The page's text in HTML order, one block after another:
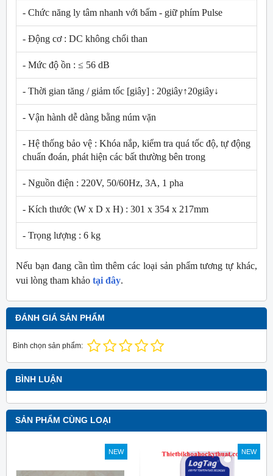
- Chức năng ly tâm nhanh với bấm - giữ phím Pulse
- Động cơ : DC không chổi than
- Mức độ ồn : ≤ 56 dB
- Thời gian tăng / giảm tốc [giây] : 20giây↑20giây↓
- Vận hành dễ dàng bằng núm vặn
- Hệ thống bảo vệ : Khóa nắp, kiểm tra quá tốc độ, tự động
chuẩn đoán, phát hiện các bất thường bên trong
- Nguồn điện : 220V, 50/60Hz, 3A, 1 pha
- Kích thước (W x D x H) : 301 x 354 x 217mm
- Trọng lượng : 6 kg
Nếu bạn đang cần tìm thêm các loại sản phẩm tương tự khác,
vui lòng tham khảo tại đây.
ĐÁNH GIÁ SẢN PHẨM
Bình chọn sản phẩm:
BÌNH LUẬN
SẢN PHẨM CÙNG LOẠI
NEW NEW